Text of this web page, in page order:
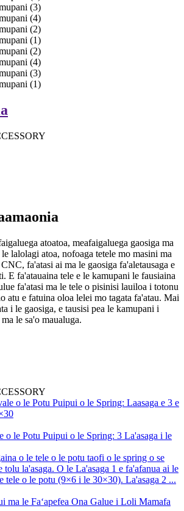
atoatoa, meafaigaluega gaosiga ma
lalolagi atoa, nofoaga tetele mo masini ma
fa'atasi ai ma le gaosiga fa'aletausaga e
E fa'atauaina tele e le kamupani le fausiaina
fa'atasi ma le tele o pisinisi lauiloa i totonu
atu e fatuina oloa lelei mo tagata fa'atau. Mai
i le gaosiga, e tausisi pea le kamupani i
le sa'o maualuga.
o le Potu Puipui o le Spring: 3 La'asaga i le
o le tele o le potu taofi o le spring o se
tolu la'asaga. O le La'asaga 1 e fa'afanua ai le
tele o le potu (9×6 i le 30×30). La'asaga 2 ...